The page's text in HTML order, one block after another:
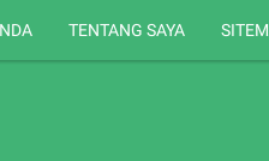
TENTANG SAYA